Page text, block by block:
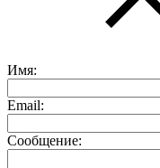
Имя:
Email:
Сообщение: